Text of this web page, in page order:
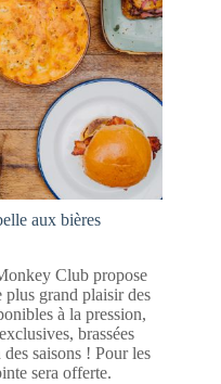
aux bières
Club propose
plus grand plaisir des
à la pression,
brassées
saisons ! Pour les
sera offerte.